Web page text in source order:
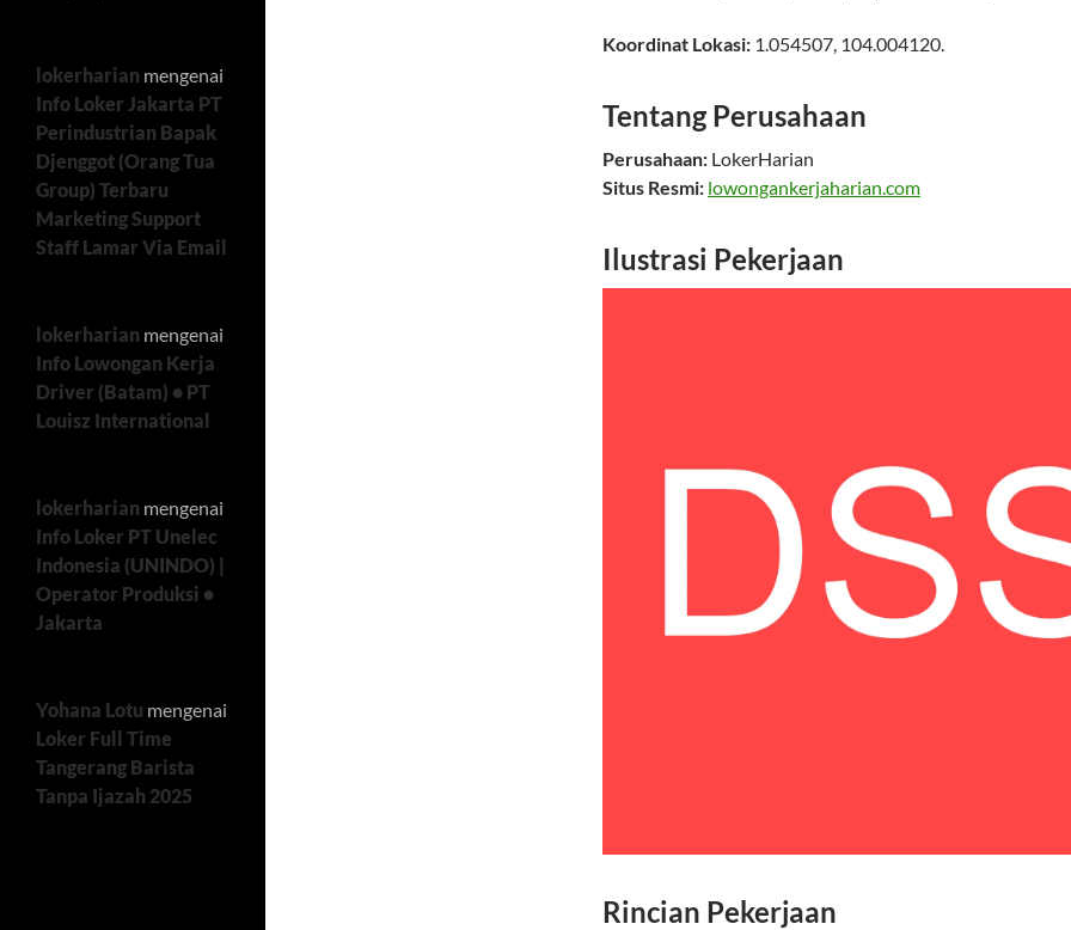
Koordinat Lokasi: 1.054507, 104.004120.
Tentang Perusahaan
Perusahaan: LokerHarian
Situs Resmi: lowongankerjaharian.com
Ilustrasi Pekerjaan
Rincian Pekerjaan
lokerharian mengenai
Info Loker Jakarta PT
Perindustrian Bapak
Djenggot (Orang Tua
Group) Terbaru
Marketing Support
Staff Lamar Via Email
lokerharian mengenai
Info Lowongan Kerja
Driver (Batam) • PT
Louisz International
lokerharian mengenai
Info Loker PT Unelec
Indonesia (UNINDO) |
Operator Produksi •
Jakarta
Yohana Lotu mengenai
Loker Full Time
Tangerang Barista
Tanpa Ijazah 2025